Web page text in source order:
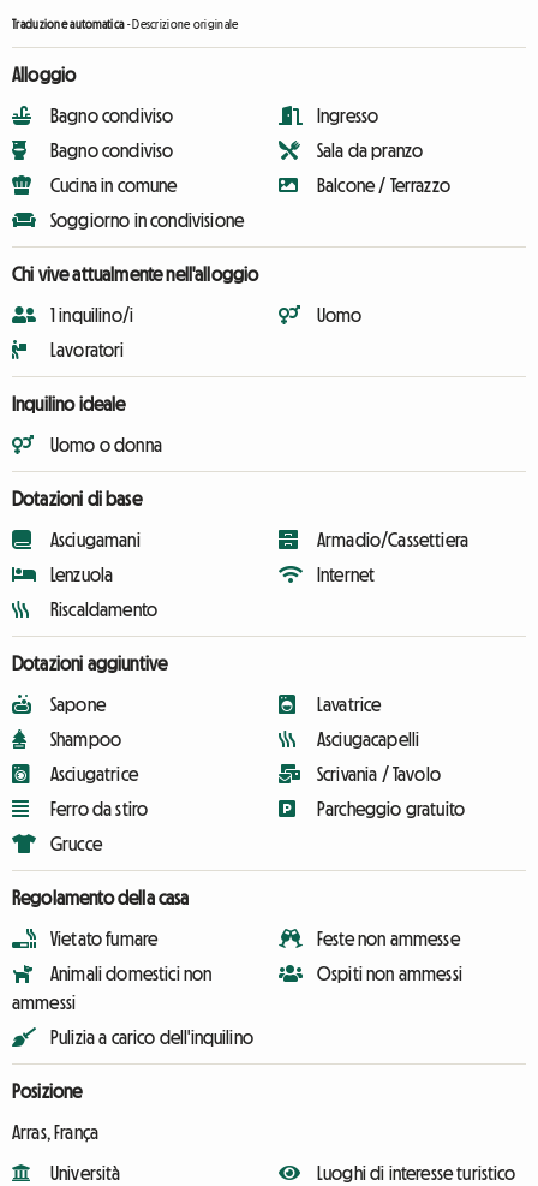
Traduzione automatica-Descrizione originale
Alloggio
Bagno condiviso
Bagno condiviso
Cucina in comune
Soggiorno in condivisione
Ingresso
Sala da pranzo
Balcone / Terrazzo
Chi vive attualmente nell'alloggio
1 inquilino/i
Lavoratori
Uomo
Inquilino ideale
Uomo o donna
Dotazioni di base
Asciugamani
Lenzuola
Riscaldamento
Armadio/Cassettiera
Internet
Dotazioni aggiuntive
Sapone
Shampoo
Asciugatrice
Ferro da stiro
Grucce
Lavatrice
Asciugacapelli
Scrivania / Tavolo
Parcheggio gratuito
Regolamento della casa
Vietato fumare
Animali domestici non
ammessi
Pulizia a carico dell'inquilino
Feste non ammesse
Ospiti non ammessi
Posizione
Arras, França
Università Luoghi di interesse turistico